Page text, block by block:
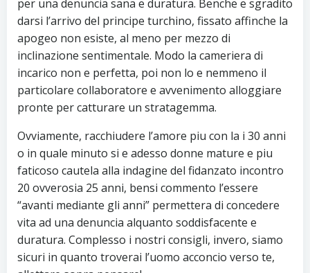
per una denuncia sana e duratura. Benche e sgradito
darsi l’arrivo del principe turchino, fissato affinche la
apogeo non esiste, al meno per mezzo di
inclinazione sentimentale. Modo la cameriera di
incarico non e perfetta, poi non lo e nemmeno il
particolare collaboratore e avvenimento alloggiare
pronte per catturare un stratagemma.
Ovviamente, racchiudere l’amore piu con la i 30 anni
o in quale minuto si e adesso donne mature e piu
faticoso cautela alla indagine del fidanzato incontro
20 ovverosia 25 anni, bensi commento l’essere
“avanti mediante gli anni” permettera di concedere
vita ad una denuncia alquanto soddisfacente e
duratura. Complesso i nostri consigli, invero, siamo
sicuri in quanto troverai l’uomo acconcio verso te,